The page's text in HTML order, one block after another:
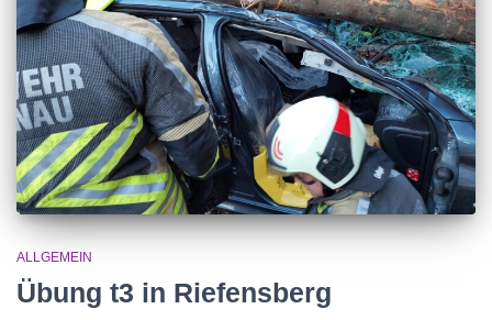
ALLGEMEIN
Übung t3 in Riefensberg